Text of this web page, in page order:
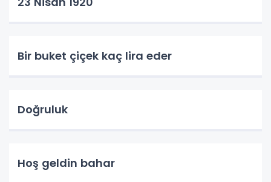
Bir buket çiçek kaç lira eder
Doğruluk
Hoş geldin bahar